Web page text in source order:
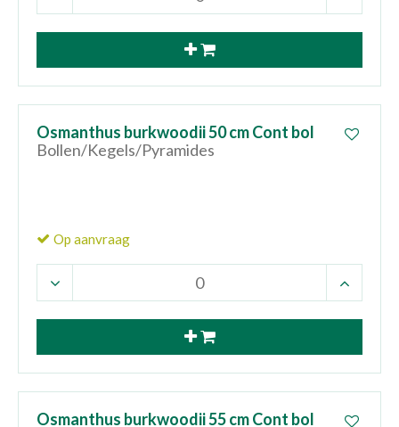
Osmanthus burkwoodii 50 cm Cont bol
Bollen/Kegels/Pyramides
Op aanvraag
Osmanthus burkwoodii 55 cm Cont bol